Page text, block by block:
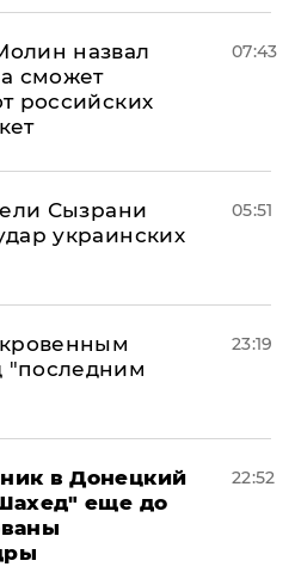
назвал
сможет
российских
07:43
Сызрани
украинских
05:51
"последним
23:19
в Донецкий
еще до
22:52